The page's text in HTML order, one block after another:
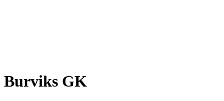
Burviks GK